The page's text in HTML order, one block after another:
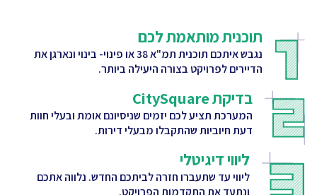
תוכנית מותאמת לכם
נגבש איתכם תוכנית תמ"א 38 או פינוי- בינוי ונארגן את
הדיירים לפרויקט בצורה היעילה ביותר.
בדיקת CitySquare
המערכת תציע לכם יזמים שניסיונם אומת ובעלי חוות
דעת חיוביות שהתקבלו מבעלי דירות.
ליווי דיגיטלי
ליווי עד שתעברו חזרה לביתכם החדש. נלווה אתכם
ונתעד את התקדמות הפרויקט.